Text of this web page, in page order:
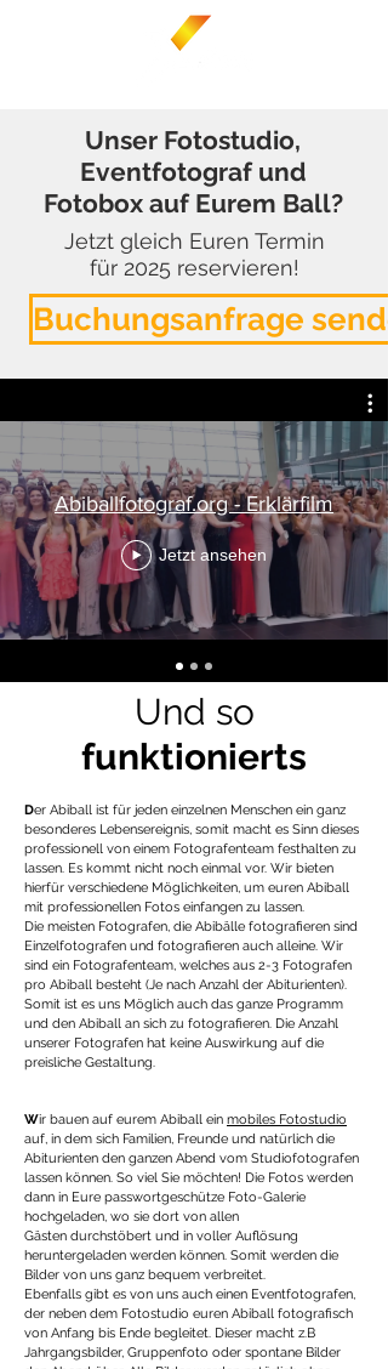
Unser Fotostudio,
Eventfotograf und
Fotobox auf Eurem Ball?
Jetzt gleich Euren Termin
für 2025 reservieren!
Buchungsanfrage
Abiballfotograf.org - Erklärfilm
Jetzt ansehen
Und so
funktionierts
Der Abiball ist für jeden einzelnen Menschen ein ganz
besonderes Lebensereignis, somit macht es Sinn dieses
professionell von einem Fotografenteam festhalten zu
lassen. Es kommt nicht noch einmal vor. Wir bieten
hierfür verschiedene Möglichkeiten, um euren Abiball
mit professionellen Fotos einfangen zu lassen.
Die meisten Fotografen, die Abibälle fotografieren sind
Einzelfotografen und fotografieren auch alleine. Wir
sind ein Fotografenteam, welches aus 2-3 Fotografen
pro Abiball besteht (Je nach Anzahl der Abiturienten).
Somit ist es uns Möglich auch das ganze Programm
und den Abiball an sich zu fotografieren. Die Anzahl
unserer Fotografen hat keine Auswirkung auf die
preisliche Gestaltung.
Wir bauen auf eurem Abiball ein mobiles Fotostudio
auf, in dem sich Familien, Freunde und natürlich die
Abiturienten den ganzen Abend vom Studiofotografen
lassen können. So viel Sie möchten! Die Fotos werden
dann in Eure passwortgeschütze Foto-Galerie
hochgeladen, wo sie dort von allen
Gästen durchstöbert und in voller Auflösung
heruntergeladen werden können. Somit werden die
Bilder von uns ganz bequem verbreitet.
Ebenfalls gibt es von uns auch einen Eventfotografen,
der neben dem Fotostudio euren Abiball fotografisch
von Anfang bis Ende begleitet. Dieser macht z.B
Jahrgangsbilder, Gruppenfoto oder spontane Bilder